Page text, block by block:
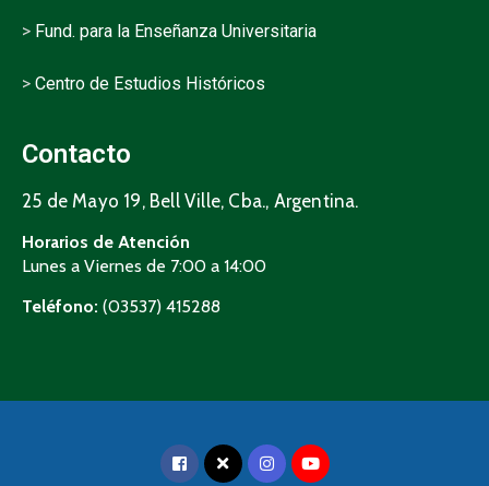
> Fund. para la Enseñanza Universitaria
> Centro de Estudios Históricos
Contacto
25 de Mayo 19, Bell Ville, Cba., Argentina.
Horarios de Atención
Lunes a Viernes de 7:00 a 14:00
Teléfono: (03537) 415288